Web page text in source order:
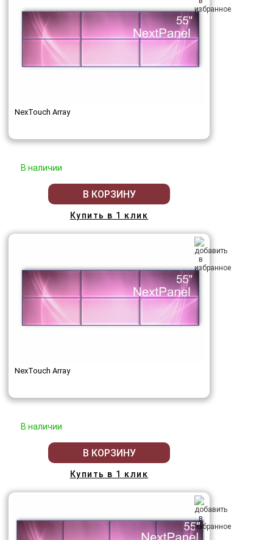
NexTouch Array
В наличии
В КОРЗИНУ
Купить в 1 клик
NexTouch Array
В наличии
В КОРЗИНУ
Купить в 1 клик